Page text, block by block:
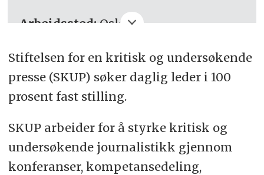
Arbeidssted:Oslo
Søknadsfrist: 11. august
Stiftelsen for en kritisk og undersøkende
presse (SKUP) søker daglig leder i 100
prosent fast stilling.
SKUP arbeider for å styrke kritisk og
undersøkende journalistikk gjennom
konferanser, kompetansedeling,